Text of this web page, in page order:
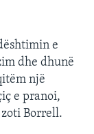
e
dhe dhunë
një
e pranoi,
Borrell.